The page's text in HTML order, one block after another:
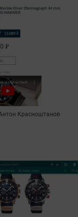
Красноштанов